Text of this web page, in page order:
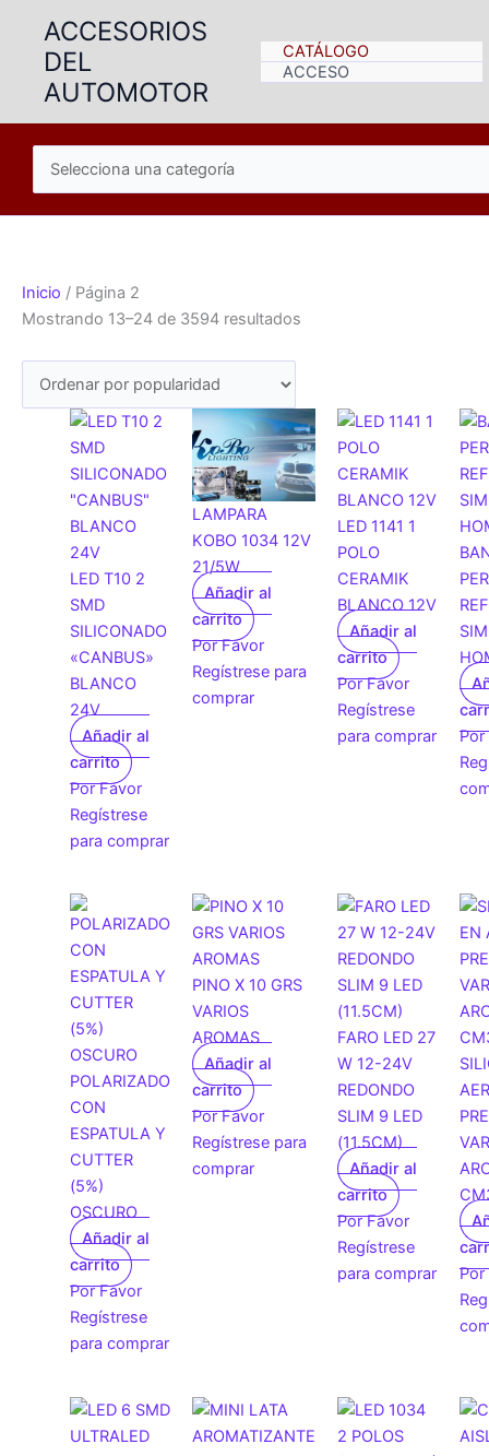
contenido
ACCESORIOS
DEL
AUTOMOTOR
CATÁLOGO
ACCESO
Inicio / Página 2
Mostrando 13–24 de 3594 resultados
LED T10 2
SMD
SILICONADO
«CANBUS»
BLANCO
24V
Añadir al
carrito
Por Favor
Regístrese
para comprar
LAMPARA
KOBO 1034 12V
21/5W
Añadir al
carrito
Por Favor
Regístrese para
comprar
LED 1141 1
POLO
CERAMIK
BLANCO 12V
Añadir al
carrito
Por Favor
Regístrese
para comprar
Por
POLARIZADO
CON
ESPATULA Y
CUTTER
(5%)
OSCURO
Añadir al
carrito
Por Favor
Regístrese
para comprar
PINO X 10 GRS
VARIOS
AROMAS
Añadir al
carrito
Por Favor
Regístrese para
comprar
FARO LED 27
W 12-24V
REDONDO
SLIM 9 LED
(11.5CM)
Añadir al
carrito
Por Favor
Regístrese
para comprar
Por